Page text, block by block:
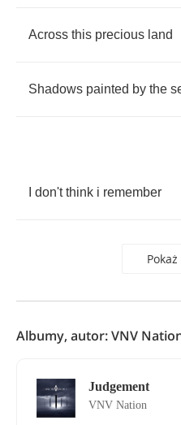
Across this precious land
Shadows painted by the
don't think i remember
Albumy, autor: VNV
Judgement
VNV Nation